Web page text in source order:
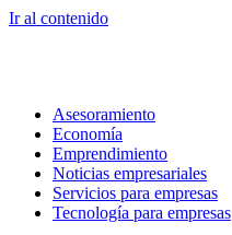
Ir al contenido
Asesoramiento
Economía
Emprendimiento
Noticias empresariales
Servicios para empresas
Tecnología para empresas